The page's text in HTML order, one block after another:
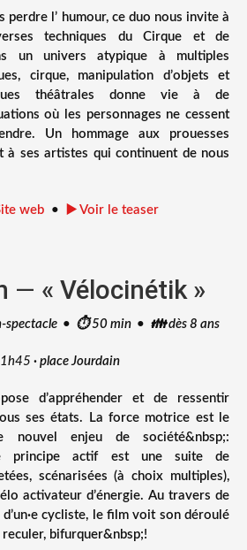
perdre l’ humour, ce duo nous invite à
techniques du Cirque et de
un univers atypique à multiples
cirque, manipulation d’objets et
théâtrales donne vie à de
où les personnages ne cessent
Un hommage aux prouesses
à ses artistes qui continuent de nous
web• ▶️ Voir le teaser
— « Vélocinétik »
spectacle • ⏱️ 50 min • 👪 dès 8 ans
· place Jourdain
d’appréhender et de ressentir
ses états. La force motrice est le
nouvel enjeu de société&nbsp;:
Le principe actif est une suite de
scénarisées (à choix multiples),
activateur d’énergie. Au travers de
cycliste, le film voit son déroulé
bifurquer&nbsp;!